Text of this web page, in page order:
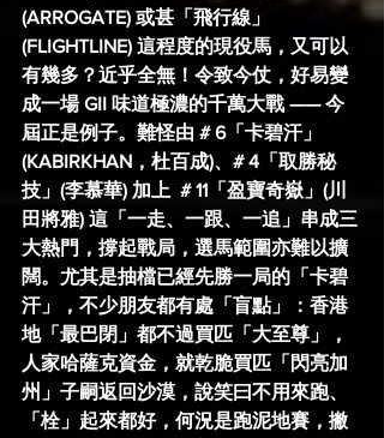
(ARROGATE) 或甚「飛行線」
(FLIGHTLINE) 這程度的現役馬，又可以
有幾多？近乎全無！令致今仗，好易變
成一場 GII 味道極濃的千萬大戰 —— 今
屆正是例子。難怪由 # 6「卡碧汗」
(KABIRKHAN，杜百成)、# 4「取勝秘
技」(李慕華) 加上  # 11「盈寶奇嶽」(川
田將雅) 這「一走、一跟、一追」串成三
大熱門，撐起戰局，選馬範圍亦難以擴
闊。尤其是抽檔已經先勝一局的「卡碧
汗」，不少朋友都有處「盲點」：香港
地「最巴閉」都不過買匹「大至尊」，
人家哈薩克資金，就乾脆買匹「閃亮加
州」子嗣返回沙漠，說笑曰不用來跑、
「栓」起來都好，何況是跑泥地賽，撇